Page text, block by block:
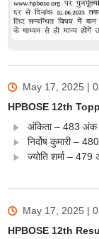
May 17, 2025 |
HPBOSE 12th
अंकिता – 483 अंक
निर्दोष कुमारी –
ज्योति शर्मा –
May 17, 2025 |
HPBOSE 12th